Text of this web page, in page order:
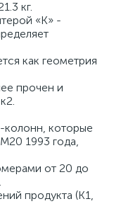
кг.
«К» -
как геометрия
прочен и
колонн, которые
1993 года,
от 20 до
продукта (K1,